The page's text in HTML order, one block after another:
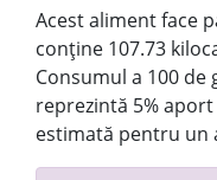
Acest aliment face
conține 107.73
Consumul a 100
reprezintă 5%
estimată pentru un